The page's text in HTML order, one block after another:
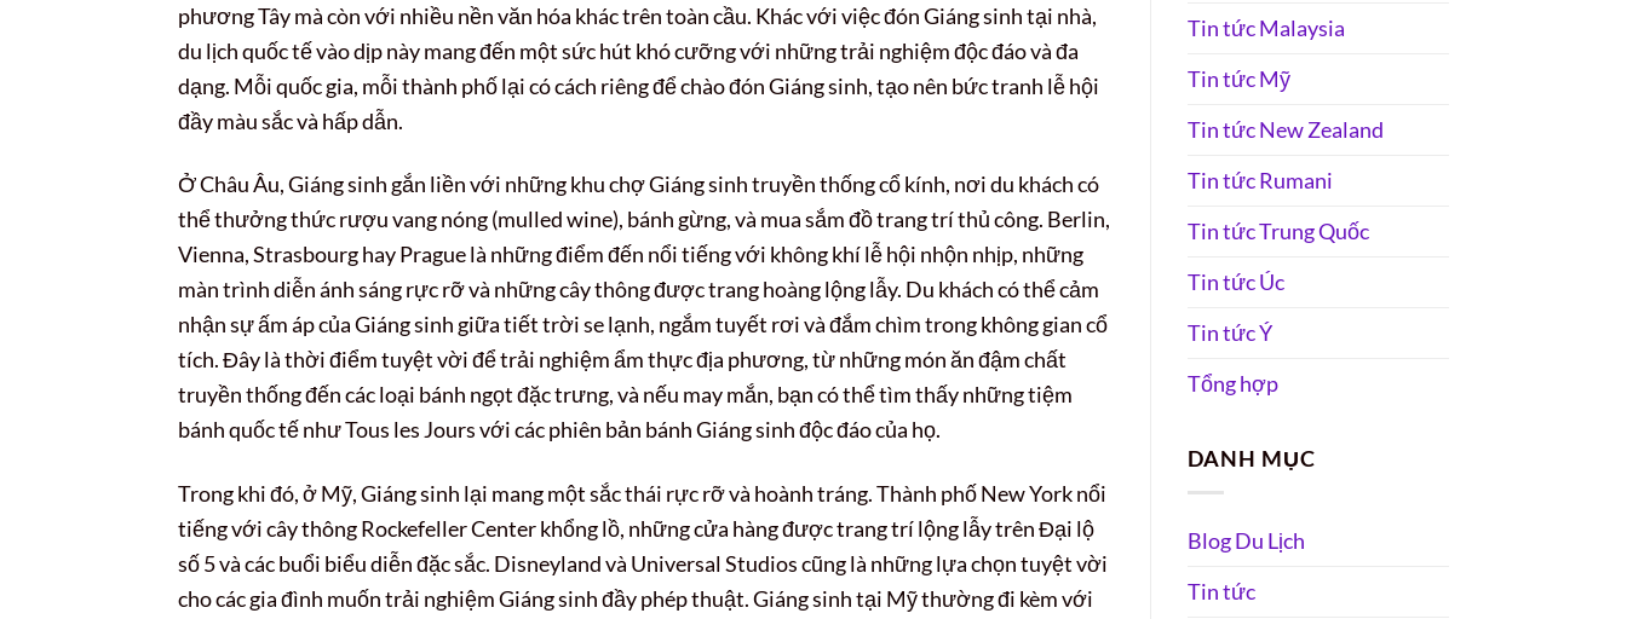
phương Tây mà còn với nhiều nền văn hóa khác trên toàn cầu. Khác với việc đón Giáng sinh tại nhà,
du lịch quốc tế vào dịp này mang đến một sức hút khó cưỡng với những trải nghiệm độc đáo và đa
dạng. Mỗi quốc gia, mỗi thành phố lại có cách riêng để chào đón Giáng sinh, tạo nên bức tranh lễ hội
đầy màu sắc và hấp dẫn.
Ở Châu Âu, Giáng sinh gắn liền với những khu chợ Giáng sinh truyền thống cổ kính, nơi du khách có
thể thưởng thức rượu vang nóng (mulled wine), bánh gừng, và mua sắm đồ trang trí thủ công. Berlin,
Vienna, Strasbourg hay Prague là những điểm đến nổi tiếng với không khí lễ hội nhộn nhịp, những
màn trình diễn ánh sáng rực rỡ và những cây thông được trang hoàng lộng lẫy. Du khách có thể cảm
nhận sự ấm áp của Giáng sinh giữa tiết trời se lạnh, ngắm tuyết rơi và đắm chìm trong không gian cổ
tích. Đây là thời điểm tuyệt vời để trải nghiệm ẩm thực địa phương, từ những món ăn đậm chất
truyền thống đến các loại bánh ngọt đặc trưng, và nếu may mắn, bạn có thể tìm thấy những tiệm
bánh quốc tế như Tous les Jours với các phiên bản bánh Giáng sinh độc đáo của họ.
Trong khi đó, ở Mỹ, Giáng sinh lại mang một sắc thái rực rỡ và hoành tráng. Thành phố New York nổi
tiếng với cây thông Rockefeller Center khổng lồ, những cửa hàng được trang trí lộng lẫy trên Đại lộ
số 5 và các buổi biểu diễn đặc sắc. Disneyland và Universal Studios cũng là những lựa chọn tuyệt vời
cho các gia đình muốn trải nghiệm Giáng sinh đầy phép thuật. Giáng sinh tại Mỹ thường đi kèm với
Tin tức Malaysia
Tin tức Mỹ
Tin tức New Zealand
Tin tức Rumani
Tin tức Trung Quốc
Tin tức Úc
Tin tức Ý
Tổng hợp
DANH MỤC
Blog Du Lịch
Tin tức